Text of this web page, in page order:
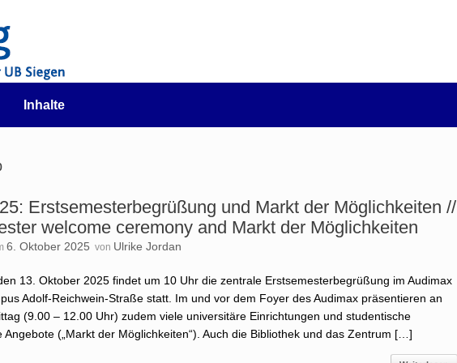
Inhalte
Erstsemesterbegrüßung und Markt der Möglichkeiten //
welcome ceremony and Markt der Möglichkeiten
6. Oktober 2025 von Ulrike Jordan
13. Oktober 2025 findet um 10 Uhr die zentrale Erstsemesterbegrüßung im Audimax
Adolf-Reichwein-Straße statt. Im und vor dem Foyer des Audimax präsentieren an
(9.00 – 12.00 Uhr) zudem viele universitäre Einrichtungen und studentische
Angebote („Markt der Möglichkeiten“). Auch die Bibliothek und das Zentrum […]